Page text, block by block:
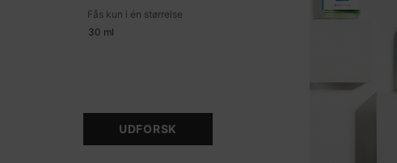
Fås kun i én størrelse
30 ml
UDFORSK